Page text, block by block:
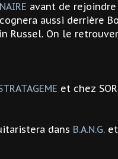
avant de rejoindre
aussi derrière
Russel. On le
et chez
dans B.A.N.G.